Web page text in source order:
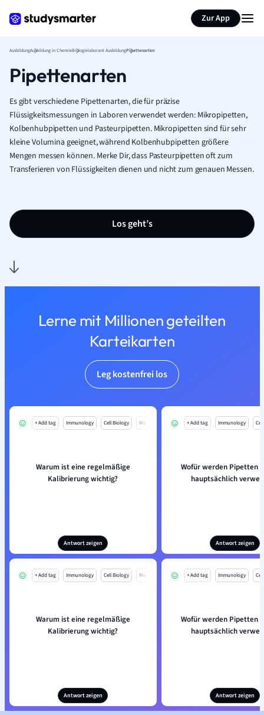
Zur App
AusbildungAusbildung in ChemieBiologielaborant AusbildungPipettenarten
Pipettenarten
Es gibt verschiedene Pipettenarten, die für präzise
Flüssigkeitsmessungen in Laboren verwendet werden: Mikropipetten,
Kolbenhubpipetten und Pasteurpipetten. Mikropipetten sind für sehr
kleine Volumina geeignet, während Kolbenhubpipetten größere
Mengen messen können. Merke Dir, dass Pasteurpipetten oft zum
Transferieren von Flüssigkeiten dienen und nicht zum genauen Messen.
Los geht’s
Lerne mit Millionen geteilten
Karteikarten
Leg kostenfrei los
+ Add tag Immunology Cell Biology Mo
Warum ist eine regelmäßige
Kalibrierung wichtig?
Antwort zeigen
+ Add tag Immunology
Wofür werden Pipetten
hauptsächlich
Antwort zeigen
+ Add tag Immunology Cell Biology Mo
Warum ist eine regelmäßige
Kalibrierung wichtig?
Antwort zeigen
+ Add tag Immunology
Wofür werden Pipetten
hauptsächlich
Antwort zeigen